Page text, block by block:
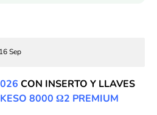
Sep
CON INSERTO Y LLAVES
8000 Ω2 PREMIUM